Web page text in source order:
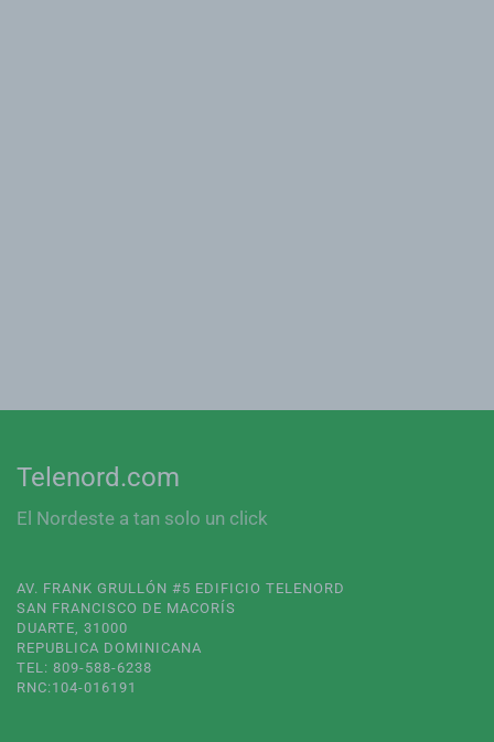
Telenord.com
El Nordeste a tan solo un click
AV. FRANK GRULLÓN #5 EDIFICIO TELENORD
SAN FRANCISCO DE MACORÍS
DUARTE, 31000
REPUBLICA DOMINICANA
TEL: 809-588-6238
RNC:104-016191